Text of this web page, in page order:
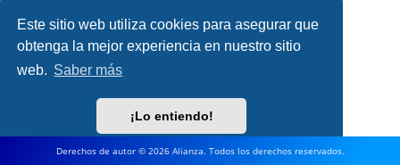
Este sitio web utiliza cookies para asegurar que
obtenga la mejor experiencia en nuestro sitio
web. Saber más
¡Lo entiendo!
Derechos de autor © 2026 Alianza. Todos los derechos reservados.